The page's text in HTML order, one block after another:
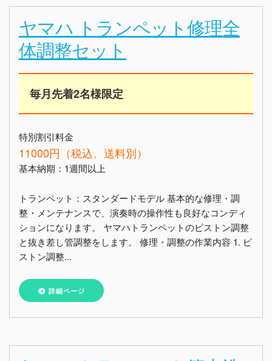
ヤマハ トランペット修理全
体調整セット
毎月先着2名様限定
特別割引料金
11000円（税込、送料別）
基本納期：1週間以上
トランペット：スタンダードモデル 基本的な修理・調
整・メンテナンスで、演奏時の操作性も良好なコンディ
ションになります。 ヤマハトランペットのピストン調整
と抜き差し管調整をします。 修理・調整の作業内容 1. ピ
ストン調整...
詳細ページ